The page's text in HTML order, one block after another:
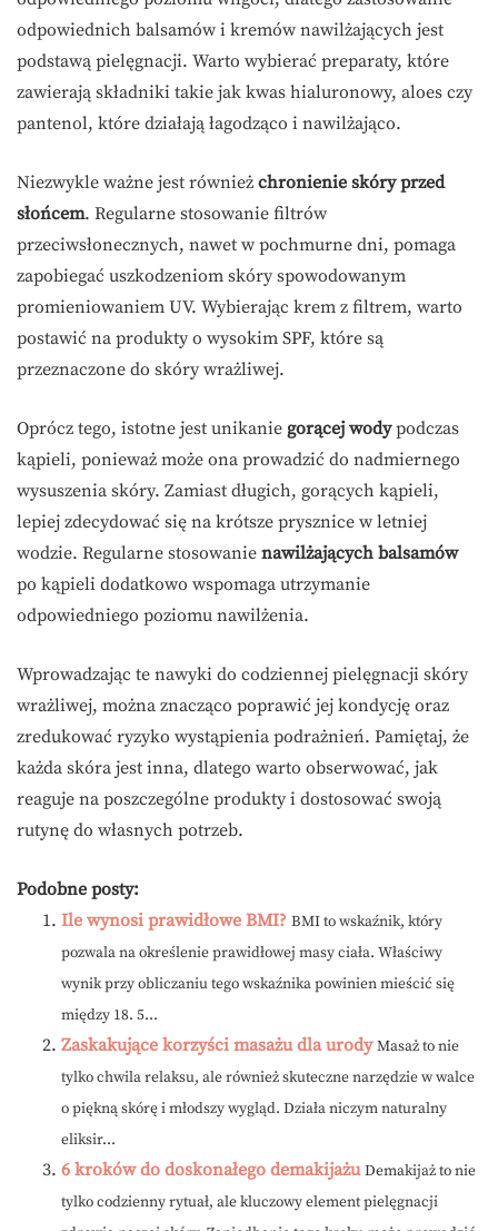
odpowiednich balsamów i kremów nawilżających jest
podstawą pielęgnacji. Warto wybierać preparaty, które
zawierają składniki takie jak kwas hialuronowy, aloes czy
pantenol, które działają łagodząco i nawilżająco.
Niezwykle ważne jest również chronienie skóry przed
słońcem. Regularne stosowanie filtrów
przeciwsłonecznych, nawet w pochmurne dni, pomaga
zapobiegać uszkodzeniom skóry spowodowanym
promieniowaniem UV. Wybierając krem z filtrem, warto
postawić na produkty o wysokim SPF, które są
przeznaczone do skóry wrażliwej.
Oprócz tego, istotne jest unikanie gorącej wodypodczas
kąpieli, ponieważ może ona prowadzić do nadmiernego
wysuszenia skóry. Zamiast długich, gorących kąpieli,
lepiej zdecydować się na krótsze prysznice w letniej
wodzie. Regularne stosowanie nawilżających balsamów
po kąpieli dodatkowo wspomaga utrzymanie
odpowiedniego poziomu nawilżenia.
Wprowadzając te nawyki do codziennej pielęgnacji skóry
wrażliwej, można znacząco poprawić jej kondycję oraz
zredukować ryzyko wystąpienia podrażnień. Pamiętaj, że
każda skóra jest inna, dlatego warto obserwować, jak
reaguje na poszczególne produkty i dostosować swoją
rutynę do własnych potrzeb.
Podobne posty:
Ile wynosi prawidłowe BMI? BMI to wskaźnik, który
pozwala na określenie prawidłowej masy ciała. Właściwy
wynik przy obliczaniu tego wskaźnika powinien mieścić się
między 18. 5...
Zaskakujące korzyści masażu dla urody Masaż to nie
tylko chwila relaksu, ale również skuteczne narzędzie w walce
o piękną skórę i młodszy wygląd. Działa niczym naturalny
eliksir...
6 kroków do doskonałego demakijażu Demakijaż to nie
tylko codzienny rytuał, ale kluczowy element pielęgnacji